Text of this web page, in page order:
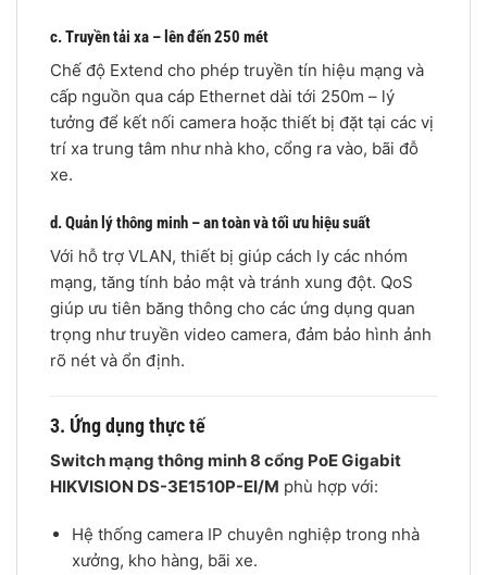
c. Truyền tải xa – lên đến 250 mét
Chế độ Extend cho phép truyền tín hiệu mạng và
cấp nguồn qua cáp Ethernet dài tới 250m – lý
tưởng để kết nối camera hoặc thiết bị đặt tại các vị
trí xa trung tâm như nhà kho, cổng ra vào, bãi đỗ
xe.
d. Quản lý thông minh – an toàn và tối ưu hiệu suất
Với hỗ trợ VLAN, thiết bị giúp cách ly các nhóm
mạng, tăng tính bảo mật và tránh xung đột. QoS
giúp ưu tiên băng thông cho các ứng dụng quan
trọng như truyền video camera, đảm bảo hình ảnh
rõ nét và ổn định.
3. Ứng dụng thực tế
Switch mạng thông minh 8 cổng PoE Gigabit
HIKVISION DS-3E1510P-EI/M phù hợp với:
Hệ thống camera IP chuyên nghiệp trong nhà
xưởng, kho hàng, bãi xe.